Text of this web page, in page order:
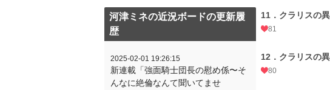
11．クラリスの
81
12．クラリスの
80
河津ミネの近況ボードの更新履
歴
2025-02-01 19:26:15
新連載「強面騎士団長の慰め係〜そ
んなに絶倫なんて聞いてませ